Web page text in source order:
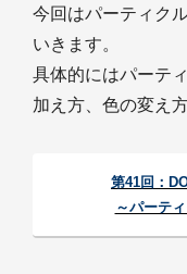
今回はパーティク
いきます。
具体的にはパーテ
加え方、色の変え
第41回：
～パーテ